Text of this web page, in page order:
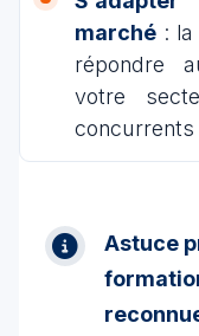
marché :
répondre
votre
concurrents
Astuce